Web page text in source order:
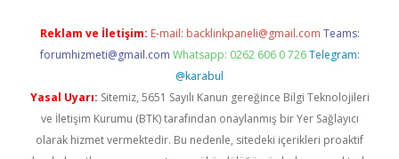
Reklam ve İletişim: E-mail: backlinkpaneli@gmail.com Teams:
forumhizmeti@gmail.com Whatsapp: 0262 606 0 726 Telegram:
@karabul
Yasal Uyarı: Sitemiz, 5651 Sayılı Kanun gereğince Bilgi Teknolojileri
ve İletişim Kurumu (BTK) tarafından onaylanmış bir Yer Sağlayıcı
olarak hizmet vermektedir. Bu nedenle, sitedeki içerikleri proaktif